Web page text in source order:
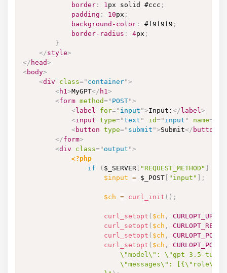
border : 1px solid #ccc ;
padding : 10px ;
background-color : #f9f9f9 ;
border-radius : 4px ;
}
</style>
</ head>
<body>
<div class=" container">
<h1>MyGPT</ h1>
<form method=" POST">
<label for=" input ">Input: </ label>
<input type="text " id=" input " name=
<button type=" submit ">Submit</ button
</form>
<div class=" output ">
<?php
if
( $_SERVER "REQUEST_METHOD"
$input = $_POST "input" ;
$ch = curl_init ( ) ;
curl_setopt ( $ch , CURLOPT_URL
curl_setopt ( $ch ,
curl_setopt ( $ch , CURLOPT_POST
curl_setopt ( $ch ,
\"model\": \"gpt-3.5-
\"messages\": [{\"role\":